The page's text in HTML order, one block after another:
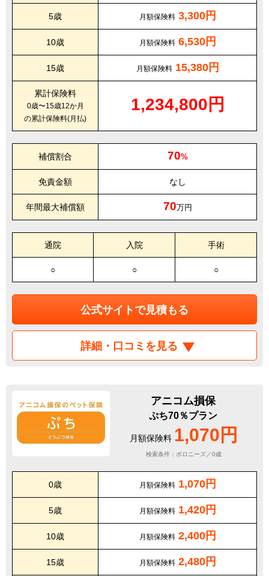
5歳 月額保険料 3,300円
10歳 月額保険料 6,530円
15歳 月額保険料 15,380円
累計保険料
0歳〜15歳12か月
の累計保険料(月払)
1,234,800円
補償割合 70%
免責金額 なし
年間最大補償額 70万円
通院 入院 手術
○ ○ ○
公式サイトで見積もる
詳細・口コミを見る
アニコム損保
ぷち70％プラン
月額保険料 1,070円
検索条件：ボロニーズ／0歳
0歳 月額保険料 1,070円
5歳 月額保険料 1,420円
10歳 月額保険料 2,400円
15歳 月額保険料 2,480円